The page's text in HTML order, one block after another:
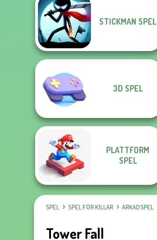
STICKMAN SPEL
3D SPEL
PLATTFORM
SPEL
SPEL SPEL FÖR KILLAR ARKADSPEL
Tower Fall